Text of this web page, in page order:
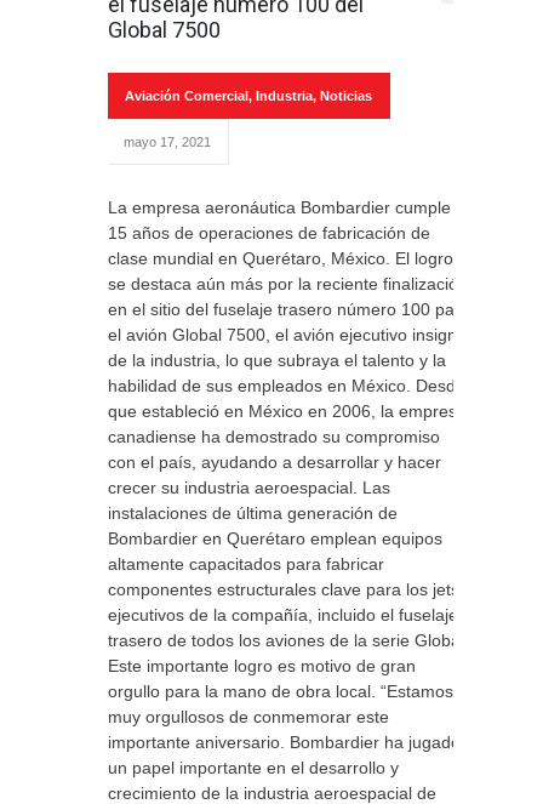
Global 7500
Aviación Comercial, Industria, Noticias
mayo 17, 2021
La empresa aeronáutica Bombardier cumple
15 años de operaciones de fabricación de
clase mundial en Querétaro, México. El logro
se destaca aún más por la reciente finalización
en el sitio del fuselaje trasero número 100 para
el avión Global 7500, el avión ejecutivo insignia
de la industria, lo que subraya el talento y la
habilidad de sus empleados en México. Desde
que estableció en México en 2006, la empresa
canadiense ha demostrado su compromiso
con el país, ayudando a desarrollar y hacer
crecer su industria aeroespacial. Las
instalaciones de última generación de
Bombardier en Querétaro emplean equipos
altamente capacitados para fabricar
componentes estructurales clave para los jets
ejecutivos de la compañía, incluido el fuselaje
trasero de todos los aviones de la serie Global.
Este importante logro es motivo de gran
orgullo para la mano de obra local. “Estamos
muy orgullosos de conmemorar este
importante aniversario. Bombardier ha jugado
un papel importante en el desarrollo y
crecimiento de la industria aeroespacial de